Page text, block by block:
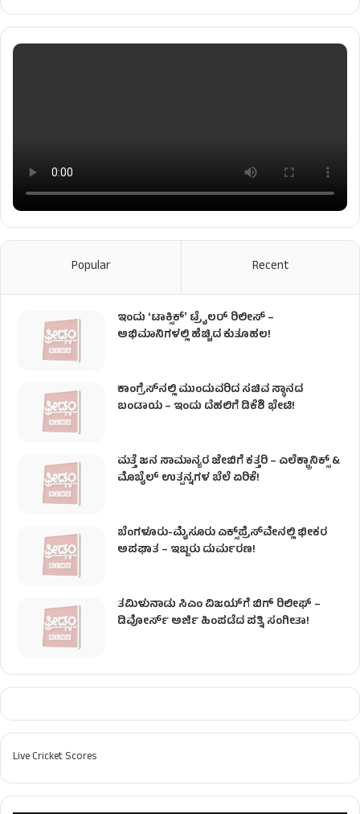
Popular Recent
ಇಂದು ʻಟಾಕ್ಸಿಕ್ʼ ಟ್ರೈಲರ್ ರಿಲೀಸ್‌ –
ಅಭಿಮಾನಿಗಳಲ್ಲಿ ಹೆಚ್ಚಿದ ಕುತೂಹಲ!
ಕಾಂಗ್ರೆಸ್​ನಲ್ಲಿ ಮುಂದುವರಿದ ಸಚಿವ ಸ್ಥಾನದ
ಬಂಡಾಯ – ಇಂದು ದೆಹಲಿಗೆ ಡಿಕೆಶಿ ಭೇಟಿ!
ಮತ್ತೆ ಜನ ಸಾಮಾನ್ಯರ ಜೇಬಿಗೆ ಕತ್ತರಿ – ಎಲೆಕ್ಟ್ರಾನಿಕ್ಸ್ &
ಮೊಬೈಲ್ ಉತ್ಪನ್ನಗಳ ಬೆಲೆ ಏರಿಕೆ!
ಬೆಂಗಳೂರು-ಮೈಸೂರು ಎಕ್ಸ್‌ಪ್ರೆಸ್‌ವೇನಲ್ಲಿ ಭೀಕರ
ಅಪಘಾತ – ಇಬ್ಬರು ದುರ್ಮರಣ!
ತಮಿಳುನಾಡು ಸಿಎಂ ವಿಜಯ್‌ಗೆ ಬಿಗ್ ರಿಲೀಫ್ –
ಡಿವೋರ್ಸ್ ಅರ್ಜಿ ಹಿಂಪಡೆದ ಪತ್ನಿ ಸಂಗೀತಾ!
Live Cricket Scores